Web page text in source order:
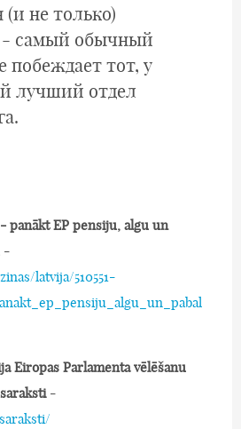
(и не только)
- самый обычный
побеждает тот, у
лучший отдел
panākt EP pensiju, algu un
-
latvija/510551-
Eiropas Parlamenta vēlēšanu
-